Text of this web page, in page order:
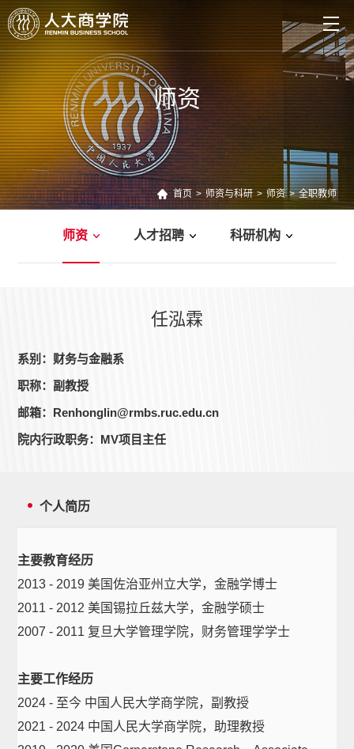
师资
首页 > 师资与科研 > 师资 > 全职教师
师资 人才招聘 科研机构
任泓霖
系别：财务与金融系
职称：副教授
邮箱：Renhonglin@rmbs.ruc.edu.cn
院内行政职务：MV项目主任
个人简历
主要教育经历
2013 - 2019 美国佐治亚州立大学，金融学博士
2011 - 2012 美国锡拉丘兹大学，金融学硕士
2007 - 2011 复旦大学管理学院，财务管理学学士
主要工作经历
2024 - 至今 中国人民大学商学院，副教授
2021 - 2024 中国人民大学商学院，助理教授